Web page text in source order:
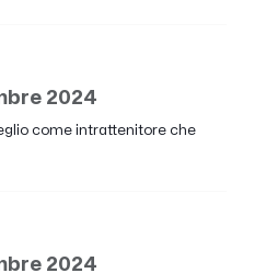
2024
come intrattenitore che
2024